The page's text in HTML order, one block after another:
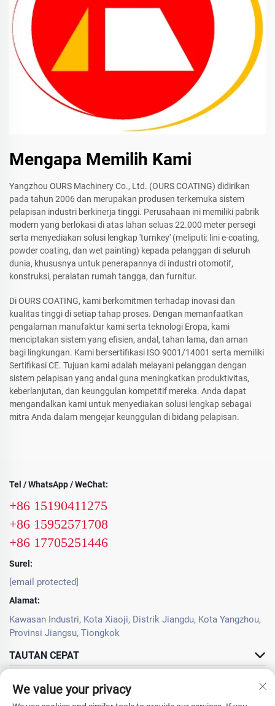
Mengapa Memilih Kami
Yangzhou OURS Machinery Co., Ltd. (OURS COATING) didirikan
pada tahun 2006 dan merupakan produsen terkemuka sistem
pelapisan industri berkinerja tinggi. Perusahaan ini memiliki pabrik
modern yang berlokasi di atas lahan seluas 22.000 meter persegi
serta menyediakan solusi lengkap 'turnkey' (meliputi: lini e-coating,
powder coating, dan wet painting) kepada pelanggan di seluruh
dunia, khususnya untuk penerapannya di industri otomotif,
konstruksi, peralatan rumah tangga, dan furnitur.
Di OURS COATING, kami berkomitmen terhadap inovasi dan
kualitas tinggi di setiap tahap proses. Dengan memanfaatkan
pengalaman manufaktur kami serta teknologi Eropa, kami
menciptakan sistem yang efisien, andal, tahan lama, dan aman
bagi lingkungan. Kami bersertifikasi ISO 9001/14001 serta memiliki
Sertifikasi CE. Tujuan kami adalah melayani pelanggan dengan
sistem pelapisan yang andal guna meningkatkan produktivitas,
keberlanjutan, dan keunggulan kompetitif mereka. Anda dapat
mengandalkan kami untuk menyediakan solusi lengkap sebagai
mitra Anda dalam mengejar keunggulan di bidang pelapisan.
Tel / WhatsApp / WeChat:
+86 15190411275
+86 15952571708
+86 17705251446
Surel:
[email protected]
Alamat:
Kawasan Industri, Kota Xiaoji, Distrik Jiangdu, Kota Yangzhou,
Provinsi Jiangsu, Tiongkok
TAUTAN CEPAT
PRODUK
We value your privacy